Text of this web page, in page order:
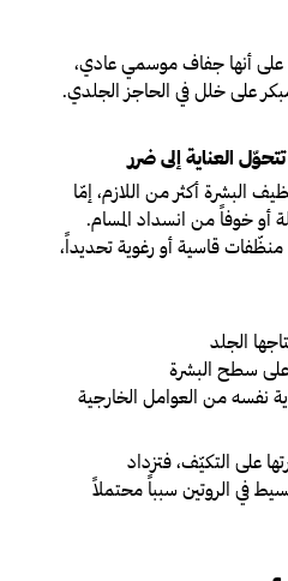
على أنها جفاف موسمي عادي،
على خلل في الحاجز الجلدي.
العناية إلى ضرر
البشرة أكثر من اللازم، إمّا
أو خوفاً من انسداد المسام.
قاسية أو رغوية تحديداً،
الجلد
على سطح البشرة
نفسه من العوامل الخارجية
على التكيّف، فتزداد
في الروتين سبباً محتملاً